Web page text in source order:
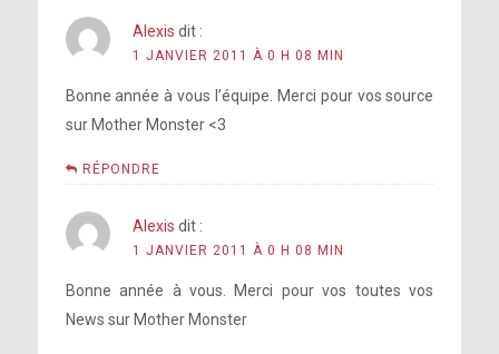
Alexis dit :
1 JANVIER 2011 À 0 H 08 MIN
Bonne année à vous l’équipe. Merci pour vos source
sur Mother Monster <3
RÉPONDRE
Alexis dit :
1 JANVIER 2011 À 0 H 08 MIN
Bonne année à vous. Merci pour vos toutes vos
News sur Mother Monster